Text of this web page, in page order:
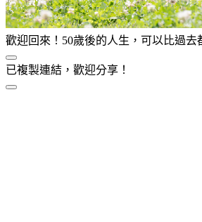
歡迎回來！50歲後的人生，可以比過去
已複製連結，歡迎分享！